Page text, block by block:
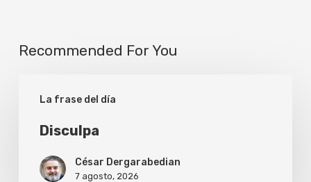
Recommended For You
La frase del día
Disculpa
César Dergarabedian
7 agosto, 2026